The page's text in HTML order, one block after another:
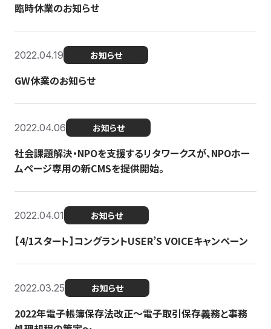
臨時休業のお知らせ
2022.04.19 お知らせ
GW休業のお知らせ
2022.04.06 お知らせ
社会課題解決・NPOを支援するリタワークスが、NPOホー
ムページ専用の新CMSを提供開始。
2022.04.01 お知らせ
【4/1スタート】コングラントUSER’S VOICEキャンペーン
2022.03.25 お知らせ
2022年電子帳簿保存法改正～電子取引保存義務と事務